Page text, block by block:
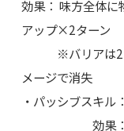
効果： 味方全体
アップ×2ターン
※バリアは2タ
メージで消失
・パッシブスキル
効果： [永続]